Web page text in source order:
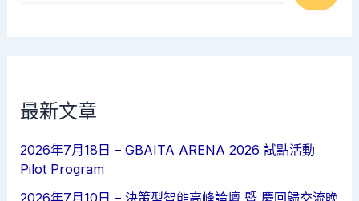
最新文章
2026年7月18日 – GBAITA ARENA 2026 試點活動
Pilot Program